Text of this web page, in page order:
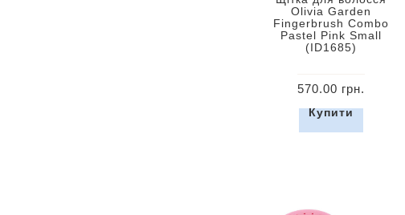
Olivia Garden
Fingerbrush Combo
Pastel Pink Small
(ID1685)
570.00 грн.
Купити